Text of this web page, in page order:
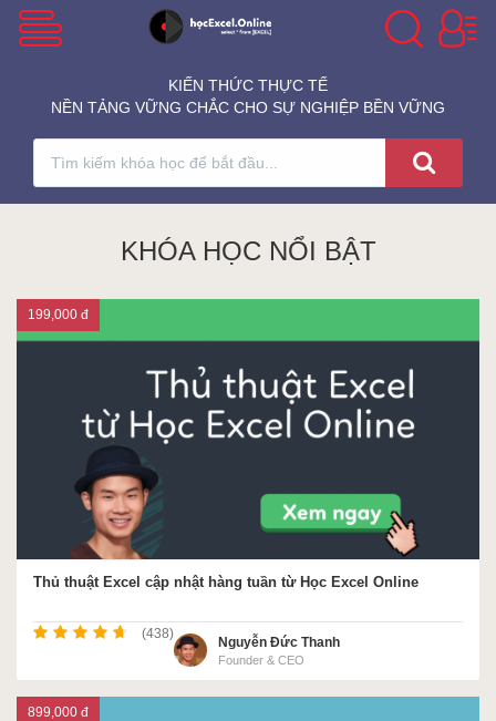
VBA Excel
Excel Kế Toán
Powerpoint
ACCA
Google Sheet
KIẾN THỨC THỰC TẾ
NỀN TẢNG VỮNG CHẮC CHO SỰ NGHIỆP BỀN VỮNG
KHÓA HỌC NỔI BẬT
Thủ thuật Excel cập nhật hàng tuần từ Học Excel Online
(438)
Nguyễn Đức Thanh
Founder & CEO
199,000 đ
899,000 đ